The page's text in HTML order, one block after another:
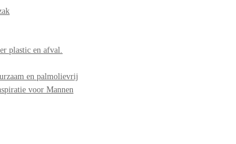
plastic en afval.
en palmolievrij
voor Mannen